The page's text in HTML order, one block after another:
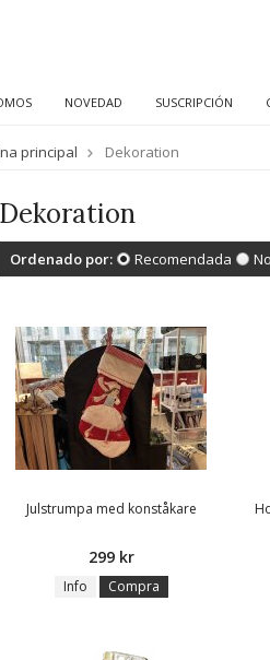
NOVEDAD SUSCRIPCIÓN
principal Dekoration
Dekoration
Ordenado por: Recomendada
Julstrumpa med konståkare
299 kr
Info Compra